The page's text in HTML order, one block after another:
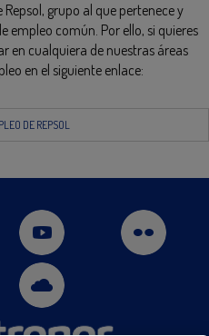
Repsol, grupo al que pertenece y
empleo común. Por ello, si quieres
en cualquiera de nuestras áreas
en el siguiente enlace:
DE REPSOL